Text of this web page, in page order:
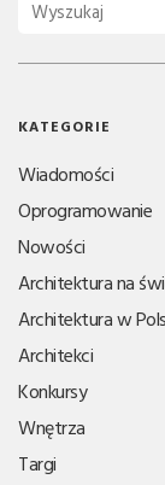
KATEGORIE
Wiadomości
Oprogramowanie
Nowości
Architektura na
Architektura w
Architekci
Konkursy
Wnętrza
Targi